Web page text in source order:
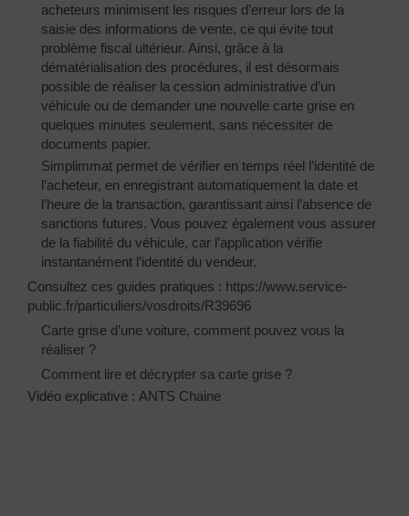
acheteurs minimisent les risques d’erreur lors de la
saisie des informations de vente, ce qui évite tout
problème fiscal ultérieur. Ainsi, grâce à la
dématérialisation des procédures, il est désormais
possible de réaliser la cession administrative d’un
véhicule ou de demander une nouvelle carte grise en
quelques minutes seulement, sans nécessiter de
documents papier.
Simplimmat permet de vérifier en temps réel l’identité de
l’acheteur, en enregistrant automatiquement la date et
l’heure de la transaction, garantissant ainsi l’absence de
sanctions futures. Vous pouvez également vous assurer
de la fiabilité du véhicule, car l’application vérifie
instantanément l’identité du vendeur.
Consultez ces guides pratiques : https://www.service-
public.fr/particuliers/vosdroits/R39696
Carte grise d’une voiture, comment pouvez vous la
réaliser ?
Comment lire et décrypter sa carte grise ?
Vidéo explicative : ANTS Chaine